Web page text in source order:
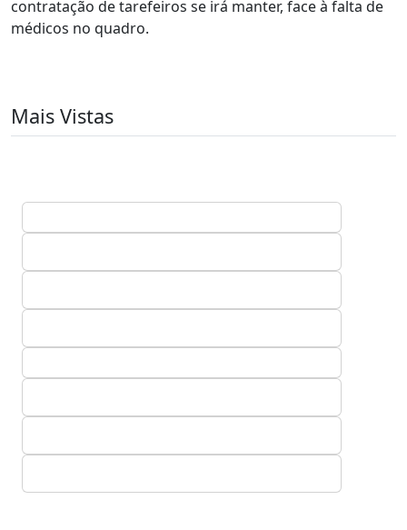
contratação de tarefeiros se irá manter, face à falta de
médicos no quadro.
Mais Vistas